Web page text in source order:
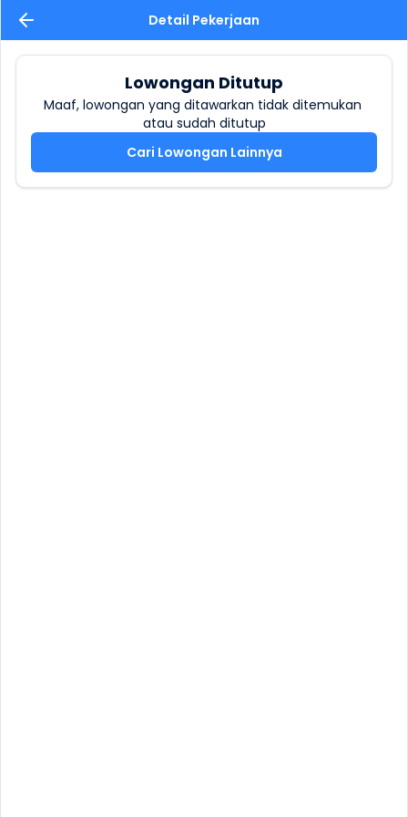
Detail Pekerjaan
Lowongan Ditutup
Maaf, lowongan yang ditawarkan tidak ditemukan
atau sudah ditutup
Cari Lowongan Lainnya